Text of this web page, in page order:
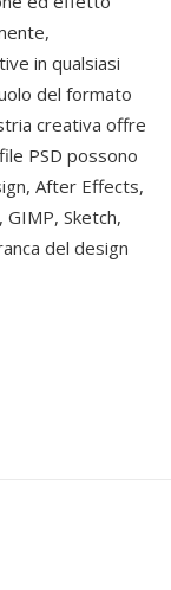
in qualsiasi
del formato
creativa offre
PSD possono
After Effects,
Sketch,
del design